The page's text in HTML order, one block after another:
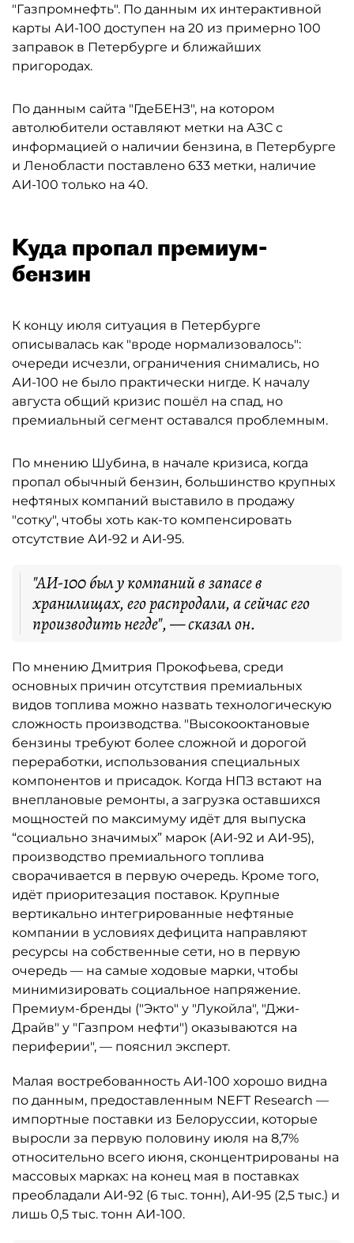
"Газпромнефть". По данным их интерактивной
карты АИ-100 доступен на 20 из примерно 100
заправок в Петербурге и ближайших
пригородах.
По данным сайта "ГдеБЕНЗ", на котором
автолюбители оставляют метки на АЗС с
информацией о наличии бензина, в Петербурге
и Ленобласти поставлено 633 метки, наличие
АИ-100 только на 40.
Куда пропал премиум-
бензин
К концу июля ситуация в Петербурге
описывалась как "вроде нормализовалось":
очереди исчезли, ограничения снимались, но
АИ-100 не было практически нигде. К началу
августа общий кризис пошёл на спад, но
премиальный сегмент оставался проблемным.
По мнению Шубина, в начале кризиса, когда
пропал обычный бензин, большинство крупных
нефтяных компаний выставило в продажу
"сотку", чтобы хоть как-то компенсировать
отсутствие АИ-92 и АИ-95.
"АИ-100 был у компаний в запасе в
хранилищах, его распродали, а сейчас его
производить негде", — сказал он.
По мнению Дмитрия Прокофьева, среди
основных причин отсутствия премиальных
видов топлива можно назвать технологическую
сложность производства. "Высокооктановые
бензины требуют более сложной и дорогой
переработки, использования специальных
компонентов и присадок. Когда НПЗ встают на
внеплановые ремонты, а загрузка оставшихся
мощностей по максимуму идёт для выпуска
“социально значимых” марок (АИ-92 и АИ-95),
производство премиального топлива
сворачивается в первую очередь. Кроме того,
идёт приоритезация поставок. Крупные
вертикально интегрированные нефтяные
компании в условиях дефицита направляют
ресурсы на собственные сети, но в первую
очередь — на самые ходовые марки, чтобы
минимизировать социальное напряжение.
Премиум-бренды ("Экто" у "Лукойла", "Джи-
Драйв" у "Газпром нефти") оказываются на
периферии", — пояснил эксперт.
Малая востребованность АИ-100 хорошо видна
по данным, предоставленным NEFT Research —
импортные поставки из Белоруссии, которые
выросли за первую половину июля на 8,7%
относительно всего июня, сконцентрированы на
массовых марках: на конец мая в поставках
преобладали АИ-92 (6 тыс. тонн), АИ-95 (2,5 тыс.) и
лишь 0,5 тыс. тонн АИ-100.